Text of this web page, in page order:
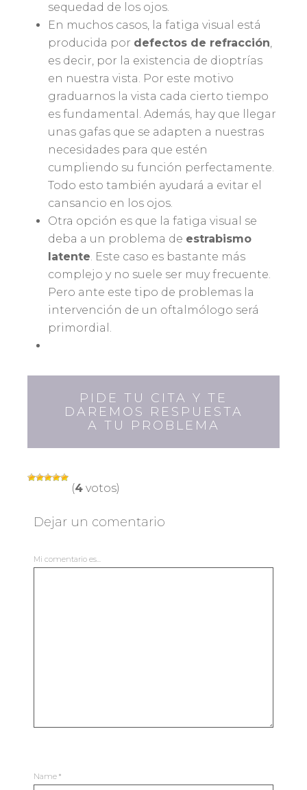
sequedad de los ojos.
En muchos casos, la fatiga visual está
producida por defectos de refracción,
es decir, por la existencia de dioptrías
en nuestra vista. Por este motivo
graduarnos la vista cada cierto tiempo
es fundamental. Además, hay que llegar
unas gafas que se adapten a nuestras
necesidades para que estén
cumpliendo su función perfectamente.
Todo esto también ayudará a evitar el
cansancio en los ojos.
Otra opción es que la fatiga visual se
deba a un problema de estrabismo
latente. Este caso es bastante más
complejo y no suele ser muy frecuente.
Pero ante este tipo de problemas la
intervención de un oftalmólogo será
primordial.
PIDE TU CITA Y TE
DAREMOS RESPUESTA
A TU PROBLEMA
(4 votos)
Dejar un comentario
Mi comentario es...
Name *